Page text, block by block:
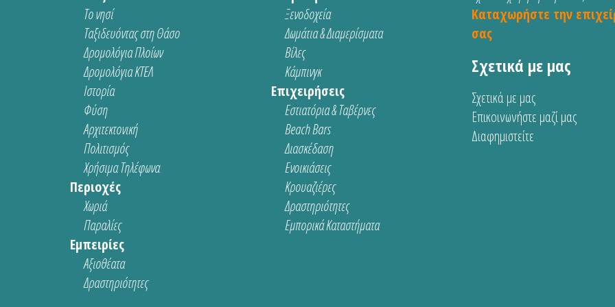
Το νησί
Ταξιδευόντας στη Θάσο
Δρομολόγια Πλοίων
Δρομολόγια ΚΤΕΛ
Ιστορία
Φύση
Αρχιτεκτονική
Πολιτισμός
Χρήσιμα Τηλέφωνα
Περιοχές
Χωριά
Παραλίες
Εμπειρίες
Αξιοθέατα
Δραστηριότητες
Ξενοδοχεία
Δωμάτια & Διαμερίσματα
Βίλες
Κάμπινγκ
Επιχειρήσεις
Εστιατόρια & Ταβέρνες
Beach Bars
Διασκέδαση
Ενοικιάσεις
Κρουαζιέρες
Δραστηριότητες
Εμπορικά Καταστήματα
Καταχωρήστε την
σας
Σχετικά με μας
Σχετικά με μας
Επικοινωνήστε μαζί μας
Διαφημιστείτε